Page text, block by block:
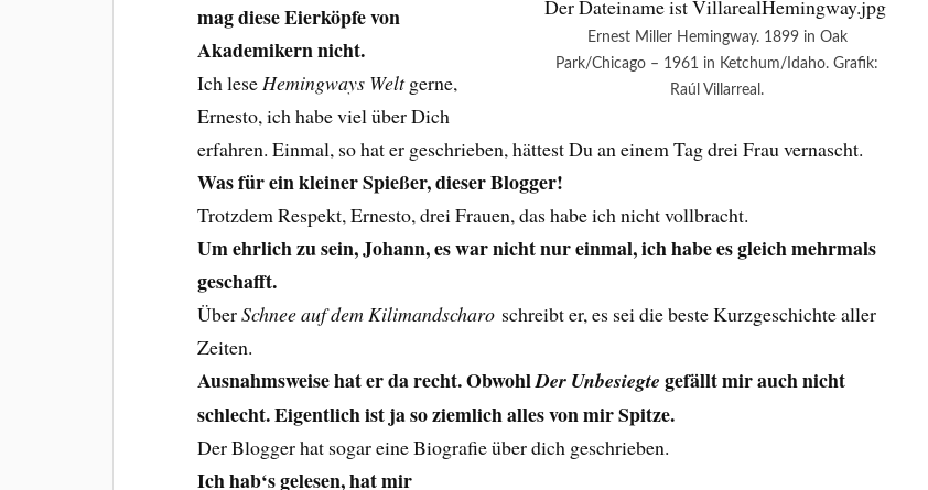
Ernest Miller Hemingway. 1899 in Oak
Park/Chicago – 1961 in Ketchum/Idaho. Grafik:
Raúl Villarreal.
mag diese Eierköpfe von
Akademikern nicht.
Ich lese Hemingways Weltgerne,
Ernesto, ich habe viel über Dich
erfahren. Einmal, so hat er geschrieben, hättest Du an einem Tag drei Frau vernascht.
Was für ein kleiner Spießer, dieser Blogger!
Trotzdem Respekt, Ernesto, drei Frauen, das habe ich nicht vollbracht.
Um ehrlich zu sein, Johann, es war nicht nur einmal, ich habe es gleich mehrmals
geschafft.
ÜberSchnee auf dem Kilimandscharo schreibt er, es sei die beste Kurzgeschichte aller
Zeiten.
Ausnahmsweise hat er da recht. ObwohlDer Unbesiegte gefällt mir auch nicht
schlecht. Eigentlich ist ja so ziemlich alles von mir Spitze.
Der Blogger hat sogar eine Biografie über dich geschrieben.
Ich hab‘s gelesen, hat mir